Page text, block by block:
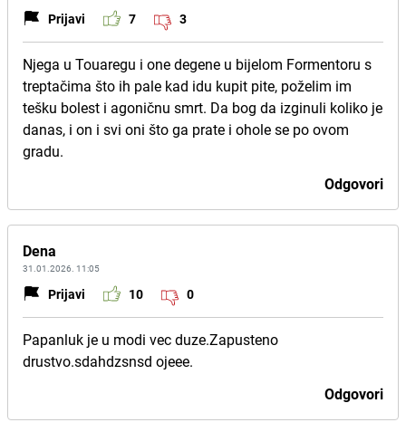
Prijavi 7 3
Njega u Touaregu i one degene u bijelom Formentoru s
treptačima što ih pale kad idu kupit pite, poželim im
tešku bolest i agoničnu smrt. Da bog da izginuli koliko je
danas, i on i svi oni što ga prate i ohole se po ovom
gradu.
Odgovori
Dena
31.01.2026. 11:05
Prijavi 10 0
Papanluk je u modi vec duze.Zapusteno
drustvo.sdahdzsnsd ojeee.
Odgovori